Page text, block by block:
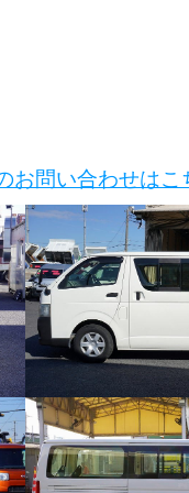
お問い合わせはこ